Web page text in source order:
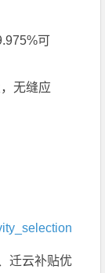
可
无缝应
迁云补贴优